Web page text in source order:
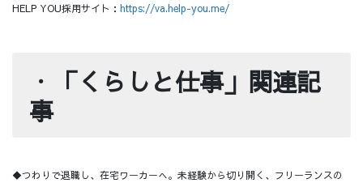
HELP YOU採用サイト： https://va.help-you.me/
・
「くらしと仕事」関連記
事
◆つわりで退職し、在宅ワーカーへ。未経験から切り開く、フリーランスの